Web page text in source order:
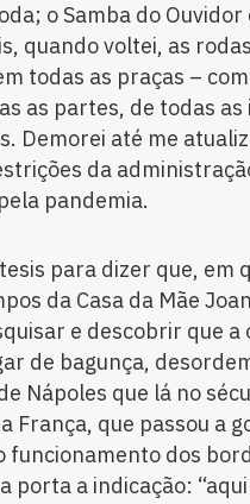
o Samba do
quando voltei, as
todas as praças –
as partes, de todas
Demorei até me
da
pandemia.
para dizer que, em
da Casa da Mãe
e descobrir que
de bagunça,
Nápoles que lá no
França, que passou a
funcionamento dos
porta a indicação: